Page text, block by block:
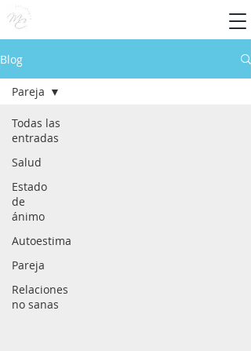
Blog
Todas las
entradas
Salud
Estado
de
ánimo
Autoestima
Pareja
Relaciones
no sanas
Pareja